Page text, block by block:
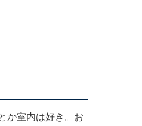
か室内は好き。お